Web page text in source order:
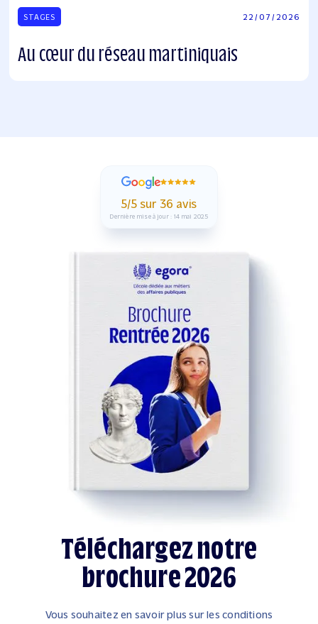
STAGES 22 / 07 / 2026
Au cœur du réseau martiniquais
5/5 sur 36 avis
Dernière mise à jour : 14 mai 2025
Téléchargez notre
brochure 2026
Vous souhaitez en savoir plus sur les conditions